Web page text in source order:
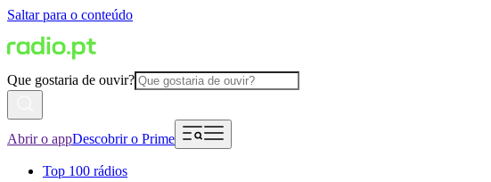
Saltar para o conteúdo
Que gostaria de ouvir?
Abrir o appDescobrir o Prime
Top 100 rádios